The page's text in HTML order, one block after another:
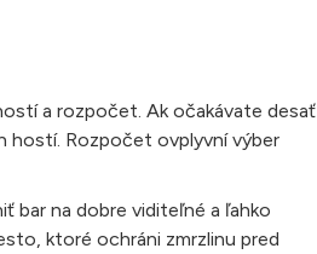
a rozpočet. Ak očakávate desať
hostí. Rozpočet ovplyvní výber
bar na dobre viditeľné a ľahko
ktoré ochráni zmrzlinu pred